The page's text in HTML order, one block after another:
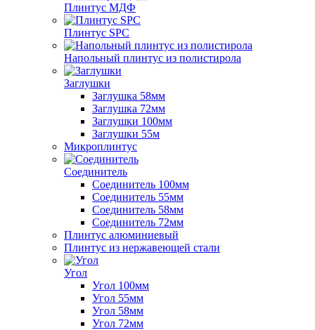
Плинтус МДФ
Плинтус SPC
Напольный плинтус из полистирола
Заглушки
Заглушка 58мм
Заглушка 72мм
Заглушки 100мм
Заглушки 55м
Микроплинтус
Соединитель
Соединитель 100мм
Соединитель 55мм
Соединитель 58мм
Соединитель 72мм
Плинтус алюминиевый
Плинтус из нержавеющей стали
Угол
Угол 100мм
Угол 55мм
Угол 58мм
Угол 72мм